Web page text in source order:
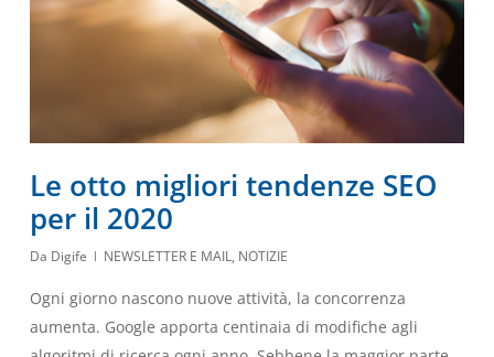
Le otto migliori tendenze SEO
per il 2020
Da Digife NEWSLETTER E MAIL, NOTIZIE
Ogni giorno nascono nuove attività, la concorrenza
aumenta. Google apporta centinaia di modifiche agli